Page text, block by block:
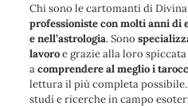
Chi sono le cartomanti di
professioniste con molti anni di
e nell’astrologia. Sono
lavoroe grazie alla loro
acomprendere al meglio i
lettura il più completa
studi e ricerche in campo